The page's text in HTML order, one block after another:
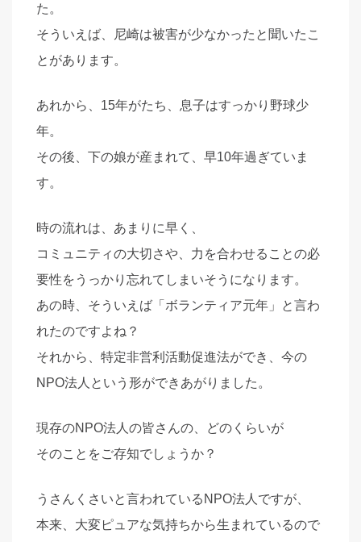
た。
そういえば、尼崎は被害が少なかったと聞いたこ
とがあります。
あれから、15年がたち、息子はすっかり野球少
年。
その後、下の娘が産まれて、早10年過ぎていま
す。
時の流れは、あまりに早く、
コミュニティの大切さや、力を合わせることの必
要性をうっかり忘れてしまいそうになります。
あの時、そういえば「ボランティア元年」と言わ
れたのですよね？
それから、特定非営利活動促進法ができ、今の
NPO法人という形ができあがりました。
現存のNPO法人の皆さんの、どのくらいが
そのことをご存知でしょうか？
うさんくさいと言われているNPO法人ですが、
本来、大変ピュアな気持ちから生まれているので